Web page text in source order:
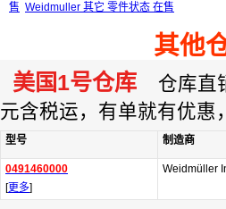
售 Weidmuller 其它 零件状态 在售
其他
美国1号仓库 仓库直
元含税运，有单就有优惠
型号 制造商
0491460000
[更多]
Weidmüller